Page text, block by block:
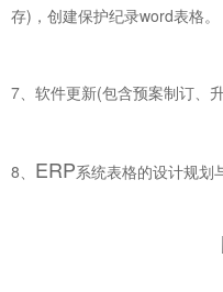
存)，创建保护纪录word表格。
7、软件更新(包含预案制订、
8、 ERP系统表格的设计规划